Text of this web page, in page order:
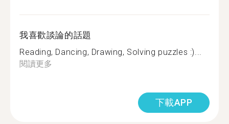
我喜歡談論的話題
Reading, Dancing, Drawing, Solving puzzles :)...
閱讀更多
下載APP